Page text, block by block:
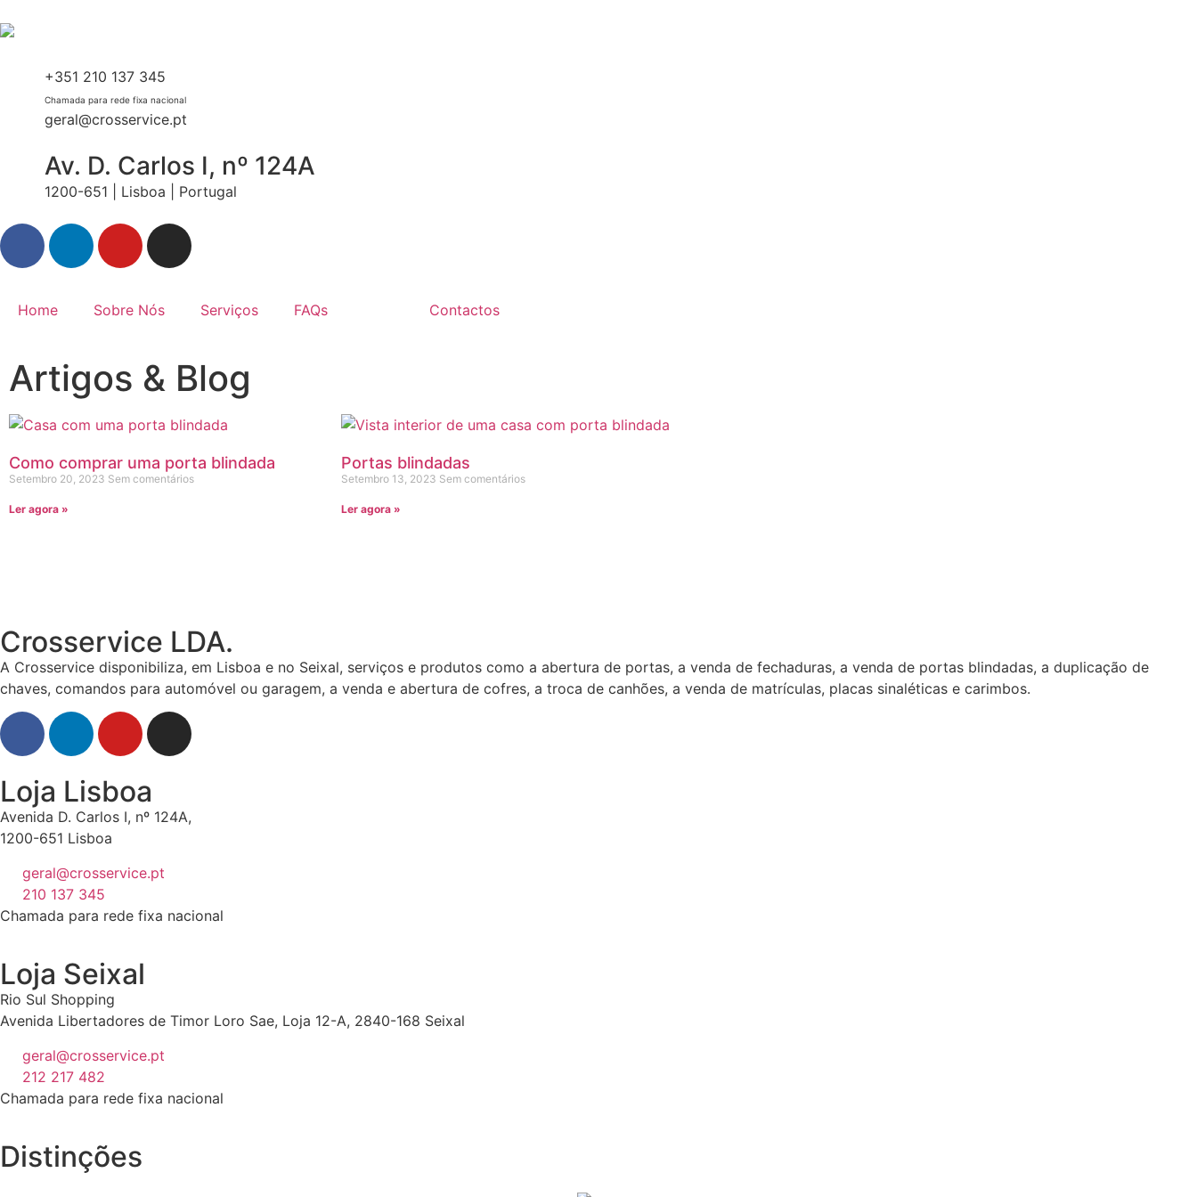
+351 210 137 345
Chamada para rede fixa nacional
geral@crosservice.pt
Av. D. Carlos I, nº 124A
1200-651 | Lisboa | Portugal
Home Sobre Nós Serviços FAQs Contactos
Artigos & Blog
Como comprar uma porta blindada
Setembro 20, 2023 Sem comentários
Ler agora »
Portas blindadas
Setembro 13, 2023 Sem comentários
Ler agora »
Crosservice LDA.
A Crosservice disponibiliza, em Lisboa e no Seixal, serviços e produtos como a abertura de portas, a venda de fechaduras, a venda de portas blindadas, a duplicação de
chaves, comandos para automóvel ou garagem, a venda e abertura de cofres, a troca de canhões, a venda de matrículas, placas sinaléticas e carimbos.
Loja Lisboa
Avenida D. Carlos I, nº 124A,
1200-651 Lisboa
geral@crosservice.pt
210 137 345
Chamada para rede fixa nacional
Loja Seixal
Rio Sul Shopping
Avenida Libertadores de Timor Loro Sae, Loja 12-A, 2840-168 Seixal
geral@crosservice.pt
212 217 482
Chamada para rede fixa nacional
Distinções